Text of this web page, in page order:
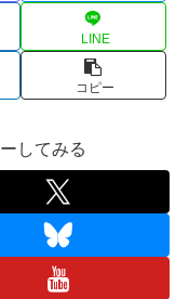
LINE
コピー
してみる